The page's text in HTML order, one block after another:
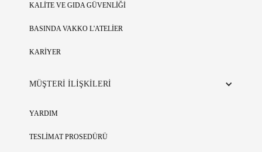
KALİTE VE GIDA GÜVENLİĞİ
BASINDA VAKKO L'ATELİER
KARİYER
MÜŞTERİ İLİŞKİLERİ
YARDIM
TESLİMAT PROSEDÜRÜ